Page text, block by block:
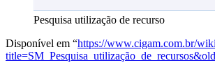
Pesquisa utilização de recurso
Disponível em “https://www.cigam.com.br/